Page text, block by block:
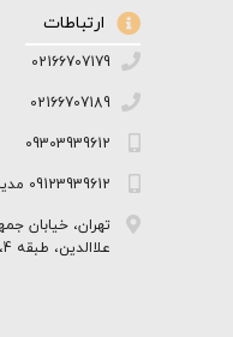
ارتباطات
02166707179
02166707189
09303939612
09123939612 مدیریت
تهران، خیابان
علاالدین، طبقه 4، پلاک 482